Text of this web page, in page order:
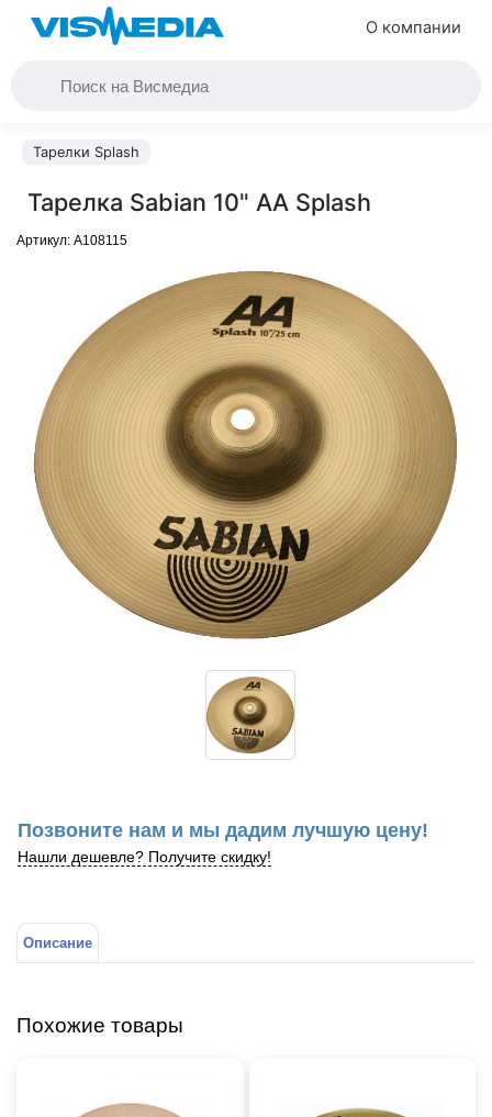
О компании
Тарелки Splash
Тарелка Sabian 10" AA Splash
Артикул: A108115
Позвоните нам и мы дадим лучшую цену!
Нашли дешевле? Получите скидку!
Описание
Похожие товары